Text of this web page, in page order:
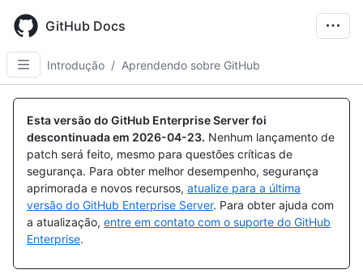
main
content
GitHub Docs
Introdução / Aprendendo sobre GitHub
Esta versão do GitHub Enterprise Server foi
descontinuada em 2026-04-23. Nenhum lançamento de
patch será feito, mesmo para questões críticas de
segurança. Para obter melhor desempenho, segurança
aprimorada e novos recursos, atualize para a última
versão do GitHub Enterprise Server. Para obter ajuda com
a atualização, entre em contato com o suporte do GitHub
Enterprise.